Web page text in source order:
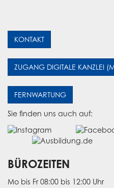
KONTAKT
ZUGANG DIGITALE KANZLEI
FERNWARTUNG
Sie finden uns auch auf:
BÜROZEITEN
Mo bis Fr 08:00 bis 12:00 Uhr